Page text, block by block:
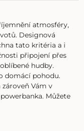
atmosféry,
Designová
tato kritéria a i
připojení přes
hudby.
domácí pohodu.
zároveň Vám v
Můžete